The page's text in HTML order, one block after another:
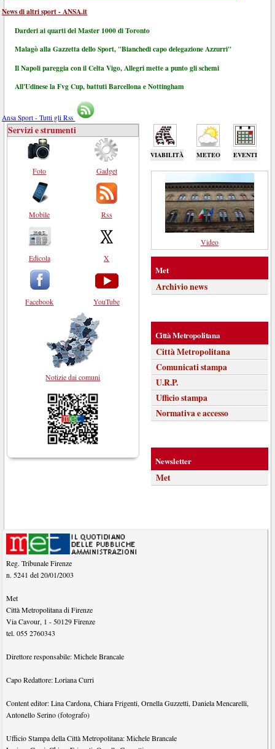
News di altri sport - ANSA.it
Darderi ai quarti del Master 1000 di Toronto
Malagò alla Gazzetta dello Sport, "Bianchedi capo delegazione Azzurri"
Il Napoli pareggia con il Celta Vigo, Allegri mette a punto gli schemi
All'Udinese la Fvg Cup, battuti Barcellona e Nottingham
Ansa Sport - Tutti gli Rss
VIABILITÀ METEO EVENTI
Servizi e strumenti
Foto
Mobile
Edicola
Facebook
Gadget
Rss
X
YouTube
Notizie dai comuni
Video
Met
Archivio news
Città Metropolitana
Città Metropolitana
Comunicati stampa
U.R.P.
Ufficio stampa
Normativa e accesso
Newsletter
Met
Reg. Tribunale Firenze
n. 5241 del 20/01/2003
Met
Città Metropolitana di Firenze
Via Cavour, 1 - 50129 Firenze
tel.055 2760343
Direttore responsabile:Michele Brancale
Capo Redattore:Loriana Curri
Content editor:Lina Cardona,Chiara Frigenti,Ornella Guzzetti,Daniela Mencarelli,
Antonello Serino (fotografo)
Ufficio Stampa della Città Metropolitana:Michele Brancale